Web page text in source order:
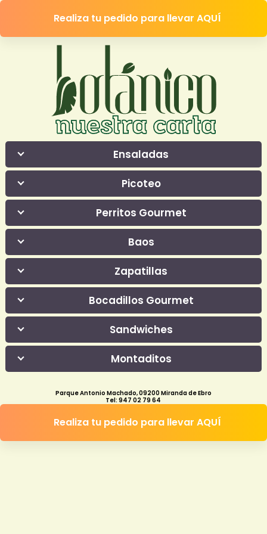
Realiza tu pedido para llevar AQUÍ
Ensaladas
Picoteo
Perritos Gourmet
Baos
Zapatillas
Bocadillos Gourmet
Sandwiches
Montaditos
Parque Antonio Machado, 09200 Miranda de Ebro
Tel:947 02 79 64
Realiza tu pedido para llevar AQUÍ